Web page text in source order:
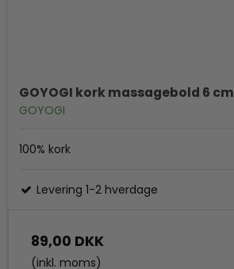
GOYOGI kork massagebold 6 cm
GOYOGI
100% kork
Levering 1-2 hverdage
89,00 DKK
(inkl. moms)